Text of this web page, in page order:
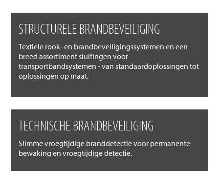
STRUCTURELE BRANDBEVEILIGING
Textiele rook- en brandbeveiligingssystemen en een
breed assortiment sluitingen voor
transportbandsystemen - van standaardoplossingen tot
oplossingen op maat.
TECHNISCHE BRANDBEVEILIGING
Slimme vroegtijdige branddetectie voor permanente
bewaking en vroegtijdige detectie.